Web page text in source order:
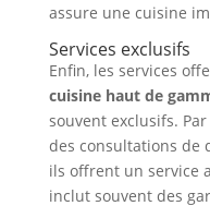
assure une cuisine
Services exclusifs
Enfin, les services
cuisine haut de
souvent exclusifs.
des consultations de
ils offrent un service
inclut souvent des